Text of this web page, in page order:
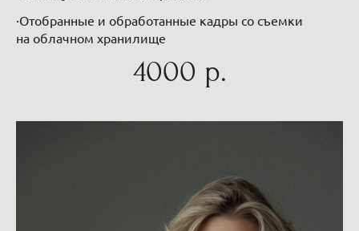
·Отобранные и обработанные кадры со съемки
на облачном хранилище
4000 р.